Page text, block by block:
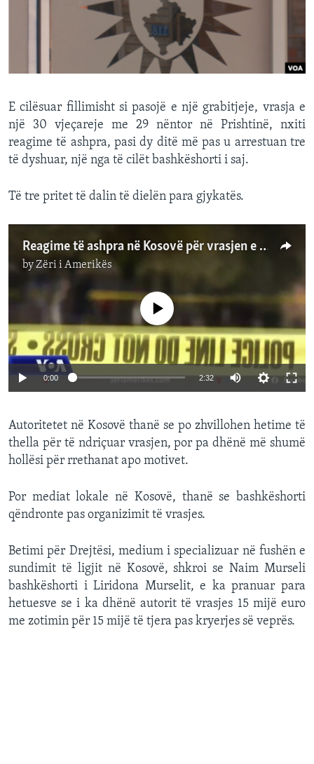
E cilësuar fillimisht si pasojë e një grabitjeje, vrasja e
një 30 vjeçareje me 29 nëntor në Prishtinë, nxiti
reagime të ashpra, pasi dy ditë më pas u arrestuan tre
të dyshuar, një nga të cilët bashkëshorti i saj.
Të tre pritet të dalin të dielën para gjykatës.
Reagime të ashpra në Kosovë për vrasjen e 30 vjeçares
byZëri i Amerikës
No media source currently available
0:00 2:32
Autoritetet në Kosovë thanë se po zhvillohen hetime të
thella për të ndriçuar vrasjen, por pa dhënë më shumë
hollësi për rrethanat apo motivet.
Por mediat lokale në Kosovë, thanë se bashkëshorti
qëndronte pas organizimit të vrasjes.
Betimi për Drejtësi, medium i specializuar në fushën e
sundimit të ligjit në Kosovë, shkroi se Naim Murseli
bashkëshorti i Liridona Murselit, e ka pranuar para
hetuesve se i ka dhënë autorit të vrasjes 15 mijë euro
me zotimin për 15 mijë të tjera pas kryerjes së veprës.